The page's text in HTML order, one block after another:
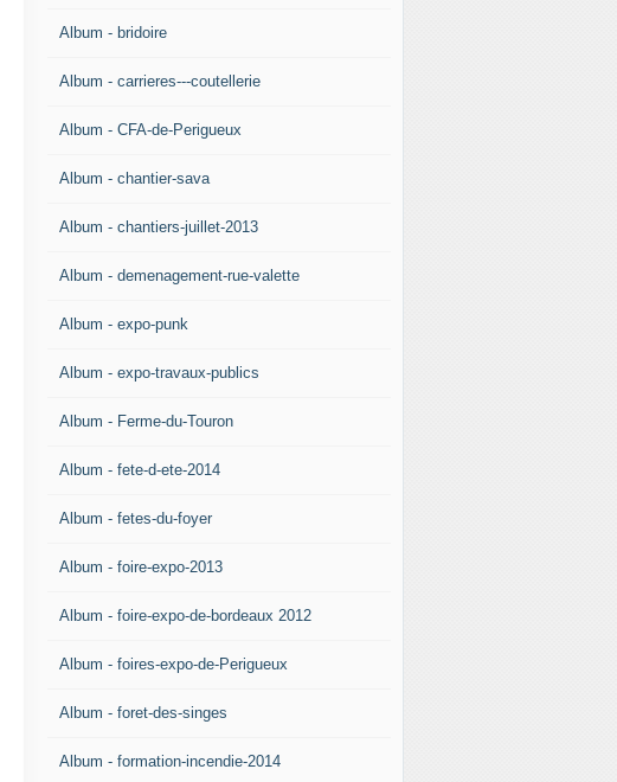
Album - bridoire
Album - carrieres---coutellerie
Album - CFA-de-Perigueux
Album - chantier-sava
Album - chantiers-juillet-2013
Album - demenagement-rue-valette
Album - expo-punk
Album - expo-travaux-publics
Album - Ferme-du-Touron
Album - fete-d-ete-2014
Album - fetes-du-foyer
Album - foire-expo-2013
Album - foire-expo-de-bordeaux 2012
Album - foires-expo-de-Perigueux
Album - foret-des-singes
Album - formation-incendie-2014